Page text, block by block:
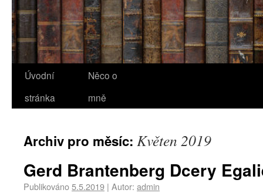
Úvodní
stránka
Něco o
mně
Archiv pro měsíc: Květen 2019
Gerd Brantenberg Dcery
Publikováno5.5.2019 | Autor: admin